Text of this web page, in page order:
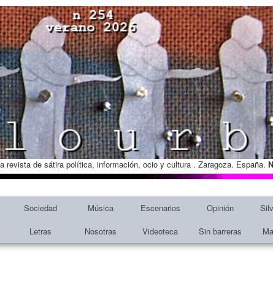
revista de sátira política, información, ocio y cultura . Zaragoza. España.
Sociedad Música Escenarios Opinión
Letras Nosotras Videoteca Sin barreras